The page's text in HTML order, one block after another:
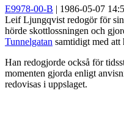
E9978-00-B | 1986-05-07
Leif Ljungqvist redogör för
hörde skottlossningen och
Tunnelgatan samtidigt med att
Han redogjorde också för
momenten gjorda enligt
redovisas i uppslaget.